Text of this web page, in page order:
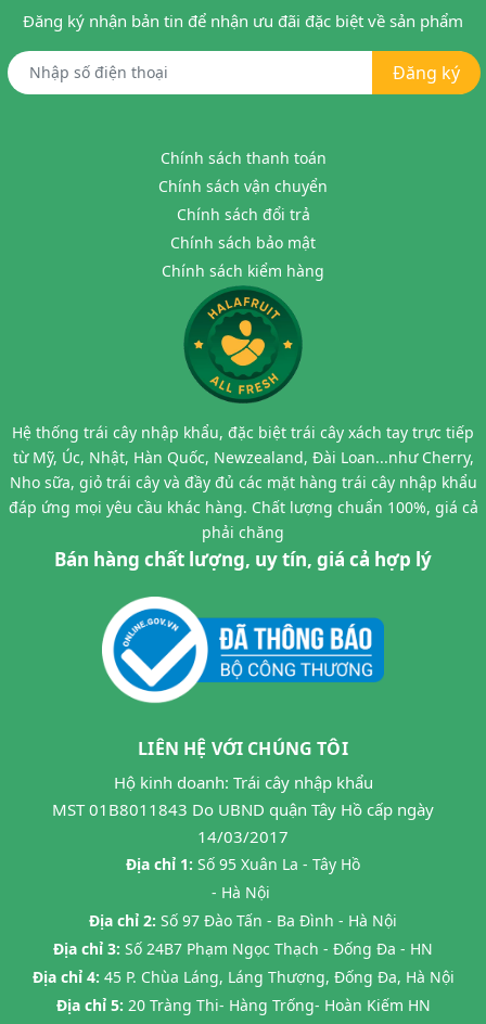
Đăng ký nhận bản tin để nhận ưu đãi đặc biệt về sản phẩm
Đăng ký
Chính sách thanh toán
Chính sách vận chuyển
Chính sách đổi trả
Chính sách bảo mật
Chính sách kiểm hàng
Hệ thống trái cây nhập khẩu, đặc biệt trái cây xách tay trực tiếp
từ Mỹ, Úc, Nhật, Hàn Quốc, Newzealand, Đài Loan...như Cherry,
Nho sữa, giỏ trái cây và đầy đủ các mặt hàng trái cây nhập khẩu
đáp ứng mọi yêu cầu khác hàng. Chất lượng chuẩn 100%, giá cả
phải chăng
Bán hàng chất lượng, uy tín, giá cả hợp lý
LIÊN HỆ VỚI CHÚNG TÔI
Hộ kinh doanh: Trái cây nhập khẩu
MST 01B8011843 Do UBND quận Tây Hồ cấp ngày
14/03/2017
Địa chỉ 1: Số 95 Xuân La - Tây Hồ
- Hà Nội
Địa chỉ 2: Số 97 Đào Tấn - Ba Đình - Hà Nội
Địa chỉ 3: Số 24B7 Phạm Ngọc Thạch - Đống Đa - HN
Địa chỉ 4: 45 P. Chùa Láng, Láng Thượng, Đống Đa, Hà Nội
Địa chỉ 5: 20 Tràng Thi- Hàng Trống- Hoàn Kiếm HN